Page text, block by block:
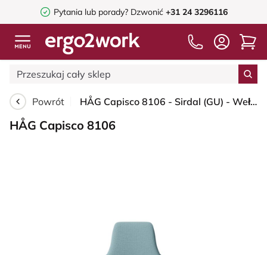
Pytania lub porady? Dzwonić +31 24 3296116
Powrót HÅG Capisco 8106 - Sirdal (GU) - Wełna - SRD730 Blue - Blush Rose - 265 mm (seat height 53-79cm) - Soft castors for hard floors
HÅG Capisco 8106